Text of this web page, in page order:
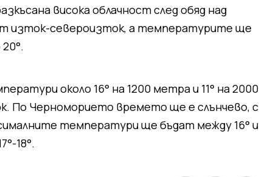
висока облачност след обяд над
изток-североизток, а температурите ще
около 16° на 1200 метра и 11° на 2000
По Черноморието времето ще е слънчево, с
температури ще бъдат между 16° и
18°.